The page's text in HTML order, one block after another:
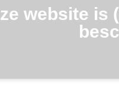
website is